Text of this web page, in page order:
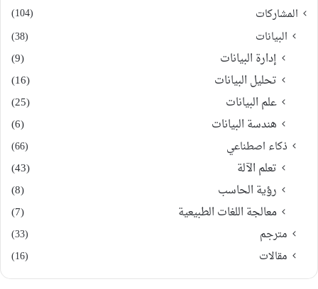
المشاركات (104)
البيانات (38)
إدارة البيانات
(9)
تحليل البيانات
(16)
علم البيانات
(25)
هندسة البيانات
(6)
ذكاء اصطناعي (66)
تعلم الآلة
(43)
رؤية الحاسب
(8)
معالجة اللغات الطبيعية
(7)
مترجم
(33)
مقالات
(16)